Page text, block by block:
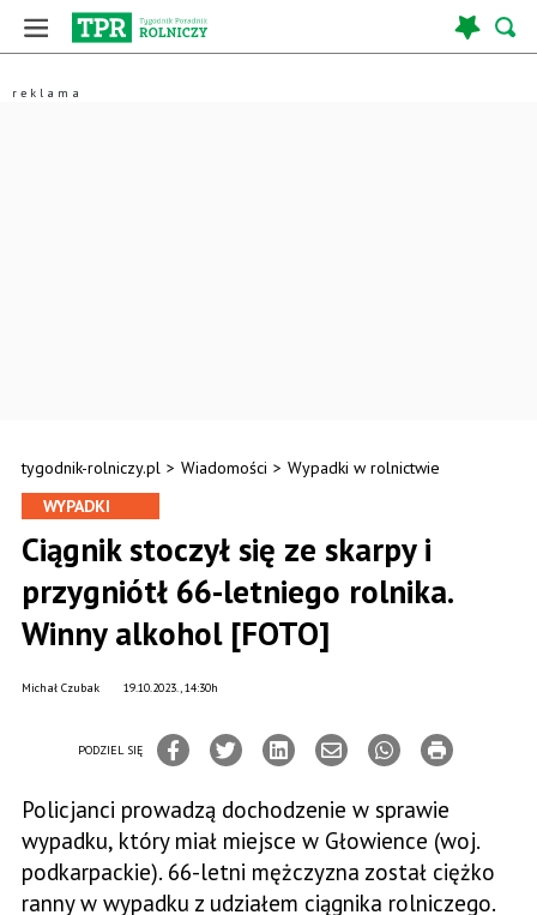
tygodnik-rolniczy.pl > Wiadomości > Wypadki w rolnictwie
WYPADKI
Ciągnik stoczył się ze skarpy i
przygniótł 66-letniego rolnika.
Winny alkohol [FOTO]
19.10.2023., 14:30h
Michał Czubak
PODZIEL SIĘ
Policjanci prowadzą dochodzenie w sprawie
wypadku, który miał miejsce w Głowience (woj.
podkarpackie). 66-letni mężczyzna został ciężko
ranny w wypadku z udziałem ciągnika rolniczego.